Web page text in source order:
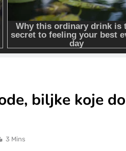
biljke koje
3 Mins